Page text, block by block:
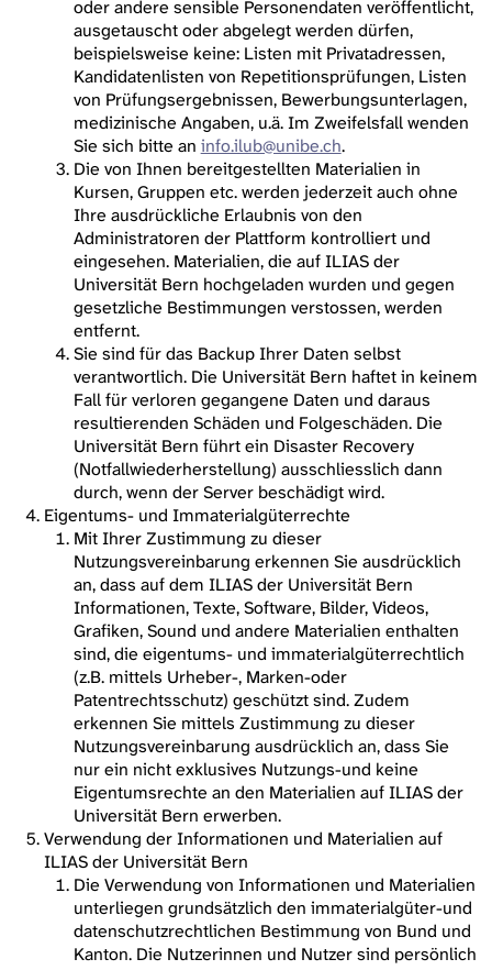
oder andere sensible Personendaten veröffentlicht,
ausgetauscht oder abgelegt werden dürfen,
beispielsweise keine: Listen mit Privatadressen,
Kandidatenlisten von Repetitionsprüfungen, Listen
von Prüfungsergebnissen, Bewerbungsunterlagen,
medizinische Angaben, u.ä. Im Zweifelsfall wenden
Sie sich bitte an info.ilub@unibe.ch.
Die von Ihnen bereitgestellten Materialien in
Kursen, Gruppen etc. werden jederzeit auch ohne
Ihre ausdrückliche Erlaubnis von den
Administratoren der Plattform kontrolliert und
eingesehen. Materialien, die auf ILIAS der
Universität Bern hochgeladen wurden und gegen
gesetzliche Bestimmungen verstossen, werden
entfernt.
Sie sind für das Backup Ihrer Daten selbst
verantwortlich. Die Universität Bern haftet in keinem
Fall für verloren gegangene Daten und daraus
resultierenden Schäden und Folgeschäden. Die
Universität Bern führt ein Disaster Recovery
(Notfallwiederherstellung) ausschliesslich dann
durch, wenn der Server beschädigt wird.
Eigentums- und Immaterialgüterrechte
Mit Ihrer Zustimmung zu dieser
Nutzungsvereinbarung erkennen Sie ausdrücklich
an, dass auf dem ILIAS der Universität Bern
Informationen, Texte, Software, Bilder, Videos,
Grafiken, Sound und andere Materialien enthalten
sind, die eigentums- und immaterialgüterrechtlich
(z.B. mittels Urheber-, Marken-oder
Patentrechtsschutz) geschützt sind. Zudem
erkennen Sie mittels Zustimmung zu dieser
Nutzungsvereinbarung ausdrücklich an, dass Sie
nur ein nicht exklusives Nutzungs-und keine
Eigentumsrechte an den Materialien auf ILIAS der
Universität Bern erwerben.
Verwendung der Informationen und Materialien auf
ILIAS der Universität Bern
Die Verwendung von Informationen und Materialien
unterliegen grundsätzlich den immaterialgüter-und
datenschutzrechtlichen Bestimmung von Bund und
Kanton. Die Nutzerinnen und Nutzer sind persönlich